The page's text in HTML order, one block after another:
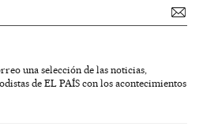
una selección de las noticias,
de EL PAÍS con los acontecimientos